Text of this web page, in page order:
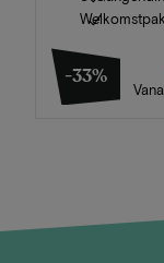
-33%